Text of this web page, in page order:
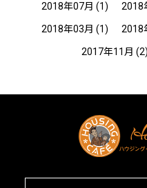
2018年07月 (1) 2018
2018年03月 (1) 2018
2017年11月 (2)